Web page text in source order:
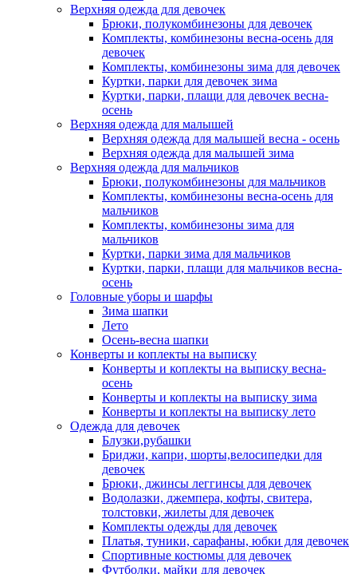
Верхняя одежда для девочек
Брюки, полукомбинезоны для девочек
Комплекты, комбинезоны весна-осень для
девочек
Комплекты, комбинезоны зима для девочек
Куртки, парки для девочек зима
Куртки, парки, плащи для девочек весна-
осень
Верхняя одежда для малышей
Верхняя одежда для малышей весна - осень
Верхняя одежда для малышей зима
Верхняя одежда для мальчиков
Брюки, полукомбинезоны для мальчиков
Комплекты, комбинезоны весна-осень для
мальчиков
Комплекты, комбинезоны зима для
мальчиков
Куртки, парки зима для мальчиков
Куртки, парки, плащи для мальчиков весна-
осень
Головные уборы и шарфы
Зима шапки
Лето
Осень-весна шапки
Конверты и коплекты на выписку
Конверты и коплекты на выписку весна-
осень
Конверты и коплекты на выписку зима
Конверты и коплекты на выписку лето
Одежда для девочек
Блузки,рубашки
Бриджи, капри, шорты,велосипедки для
девочек
Брюки, джинсы леггинсы для девочек
Водолазки, джемпера, кофты, свитера,
толстовки, жилеты для девочек
Комплекты одежды для девочек
Платья, туники, сарафаны, юбки для девочек
Спортивные костюмы для девочек
Футболки, майки для девочек